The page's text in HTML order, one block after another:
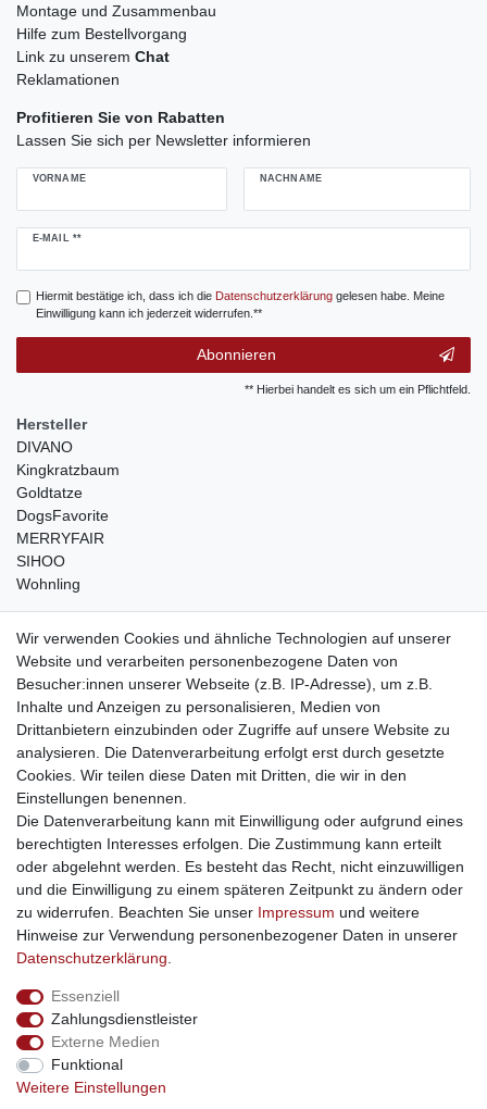
Montage und Zusammenbau
Hilfe zum Bestellvorgang
Link zu unserem Chat
Reklamationen
Profitieren Sie von Rabatten
Lassen Sie sich per Newsletter informieren
VORNAME NACHNAME
E-MAIL **
Newsletter
Hiermit bestätige ich, dass ich die Daten­schutz­erklärunggelesen habe. Meine
Einwilligung kann ich jederzeit widerrufen.**
Abonnieren
** Hierbei handelt es sich um ein Pflichtfeld.
Hersteller
DIVANO
Kingkratzbaum
Goldtatze
DogsFavorite
MERRYFAIR
SIHOO
Wohnling
weitere Shops
traumlampen- Lampen und Kronleuchter
kinderwagencenter- Exklusive und günstige Kinderwagen
gastrogeraete24- alles für Gastronomie und Imbiss
soziale Medien
Facebook
sicher einkaufen
Sichere Bestellung und Zahlung via SSL Verschlüsselung
Wir verwenden Cookies und ähnliche Technologien auf unserer
Website und verarbeiten personenbezogene Daten von
Besucher:innen unserer Webseite (z.B. IP-Adresse), um z.B.
Inhalte und Anzeigen zu personalisieren, Medien von
Drittanbietern einzubinden oder Zugriffe auf unsere Website zu
analysieren. Die Datenverarbeitung erfolgt erst durch gesetzte
Cookies. Wir teilen diese Daten mit Dritten, die wir in den
Einstellungen benennen.
Die Datenverarbeitung kann mit Einwilligung oder aufgrund eines
berechtigten Interesses erfolgen. Die Zustimmung kann erteilt
oder abgelehnt werden. Es besteht das Recht, nicht einzuwilligen
und die Einwilligung zu einem späteren Zeitpunkt zu ändern oder
zu widerrufen. Beachten Sie unser Impressum und weitere
Hinweise zur Verwendung personenbezogener Daten in unserer
Daten­schutz­erklärung
Essenziell
Zahlungsdienstleister
Externe Medien
Funktional
Weitere Einstellungen
Widerrufs­recht Widerrufs­formular
Daten­schutz­erklärung